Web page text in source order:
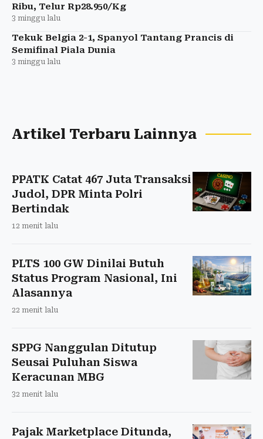
Ribu, Telur Rp28.950/Kg
3 minggu lalu
Tekuk Belgia 2-1, Spanyol Tantang Prancis di
Semifinal Piala Dunia
3 minggu lalu
Artikel Terbaru Lainnya
PPATK Catat 467 Juta Transaksi
Judol, DPR Minta Polri
Bertindak
12 menit lalu
PLTS 100 GW Dinilai Butuh
Status Program Nasional, Ini
Alasannya
22 menit lalu
SPPG Nanggulan Ditutup
Seusai Puluhan Siswa
Keracunan MBG
32 menit lalu
Pajak Marketplace Ditunda,